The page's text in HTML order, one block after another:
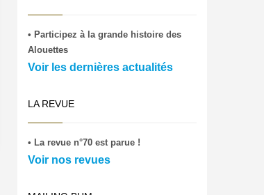
• Participez à la grande histoire des
Alouettes
Voir les dernières actualités
LA REVUE
• La revue n°70 est parue !
Voir nos revues